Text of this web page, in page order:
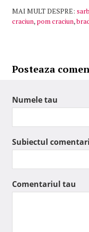
MAI MULT DESPRE:
craciun, pom craciun,
Posteaza
Numele tau
Subiectul
Comentariul tau